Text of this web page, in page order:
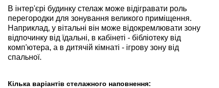
В інтер'єрі будинку стелаж може відігравати роль
перегородки для зонування великого приміщення.
Наприклад, у вітальні він може відокремлювати зону
відпочинку від їдальні, в кабінеті - бібліотеку від
комп'ютера, а в дитячій кімнаті - ігрову зону від
спальної.
Кілька варіантів стелажного наповнення: